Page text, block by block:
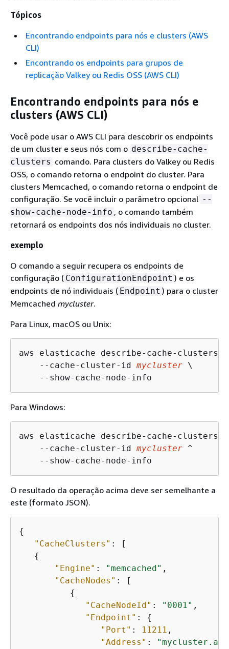
Tópicos
Encontrando endpoints para nós e clusters (AWS
CLI)
Encontrando os endpoints para grupos de
replicação Valkey ou Redis OSS (AWS CLI)
Encontrando endpoints para nós e
clusters (AWS CLI)
Você pode usar o AWS CLI para descobrir os endpoints
de um cluster e seus nós com o describe-cache-
clusters comando. Para clusters do Valkey ou Redis
OSS, o comando retorna o endpoint do cluster. Para
clusters Memcached, o comando retorna o endpoint de
configuração. Se você incluir o parâmetro opcional --
show-cache-node-info , o comando também
retornará os endpoints dos nós individuais no cluster.
exemplo
O comando a seguir recupera os endpoints de
configuração ( ConfigurationEndpoint ) e os
endpoints de nó individuais ( Endpoint ) para o cluster
Memcached mycluster.
Para Linux, macOS ou Unix:
aws elasticache describe-cache-clusters \
    --cache-cluster-id
mycluster \
    --show-cache-node-info
Para Windows:
aws elasticache describe-cache-clusters ^
    --cache-cluster-id
mycluster ^
    --show-cache-node-info
O resultado da operação acima deve ser semelhante a
este (formato JSON).
{
"CacheClusters" : [
{
"Engine" : "memcached" ,
"CacheNodes" : [
{
"CacheNodeId" : "0001" ,
"Endpoint" : {
"Port" : 11211 ,
"Address" :